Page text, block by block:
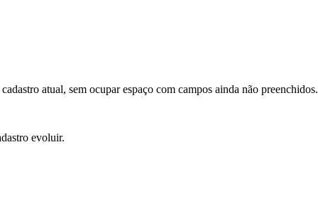
atual, sem ocupar espaço com campos ainda não preenchidos.
evoluir.